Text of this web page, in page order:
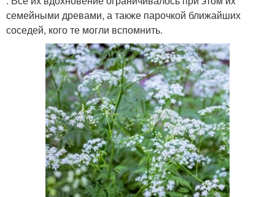
семейными древами, а также парочкой ближайших
соседей, кого те могли вспомнить.